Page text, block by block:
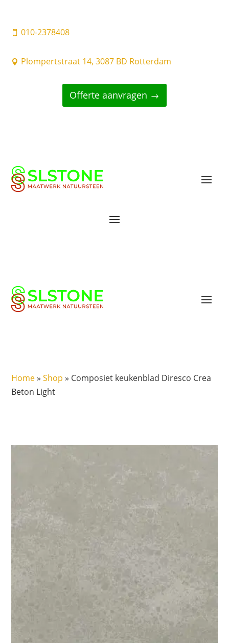
 010-2378408
 Plompertstraat 14, 3087 BD Rotterdam
Offerte aanvragen
Home»Shop » Composiet keukenblad Diresco Crea
Beton Light